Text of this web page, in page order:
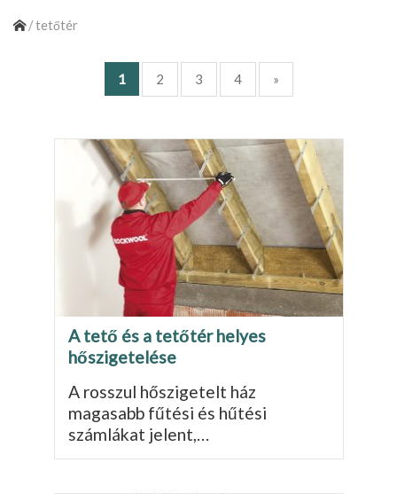
/tetőtér
1 2 3 4 »
A tető és a tetőtér helyes
hőszigetelése
A rosszul hőszigetelt ház
magasabb fűtési és hűtési
számlákat jelent,…